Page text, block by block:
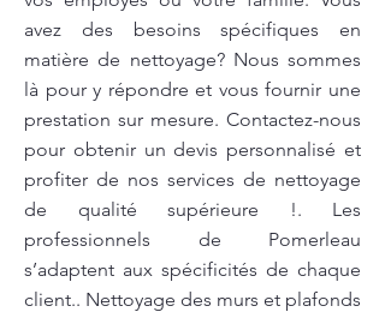
avez des besoins spécifiques en
matière de nettoyage? Nous sommes
là pour y répondre et vous fournir une
prestation sur mesure. Contactez-nous
pour obtenir un devis personnalisé et
profiter de nos services de nettoyage
de qualité supérieure !. Les
professionnels de Pomerleau
s’adaptent aux spécificités de chaque
client.. Nettoyage des murs et plafonds